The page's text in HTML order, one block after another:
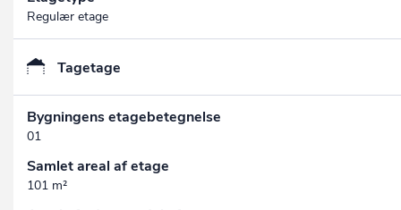
Regulær etage
Tagetage
Bygningens etagebetegnelse
01
Samlet areal af etage
101 m²